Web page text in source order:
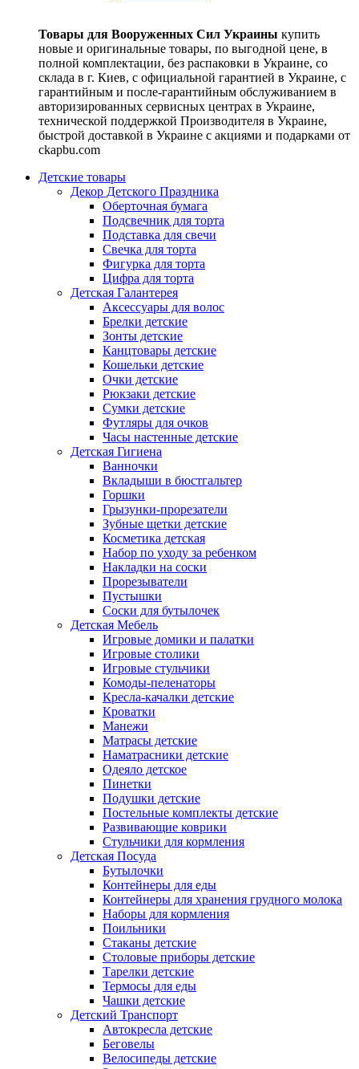
Товары для Вооруженных Сил Украины купить
новые и оригинальные товары, по выгодной цене, в
полной комплектации, без распаковки в Украине, со
склада в г. Киев, с официальной гарантией в Украине, с
гарантийным и после-гарантийным обслуживанием в
авторизированных сервисных центрах в Украине,
технической поддержкой Производителя в Украине,
быстрой доставкой в Украине с акциями и подарками от
ckapbu.com
Детские товары
Декор Детского Праздника
Оберточная бумага
Подсвечник для торта
Подставка для свечи
Свечка для торта
Фигурка для торта
Цифра для торта
Детская Галантерея
Аксессуары для волос
Брелки детские
Зонты детские
Канцтовары детские
Кошельки детские
Очки детские
Рюкзаки детские
Сумки детские
Футляры для очков
Часы настенные детские
Детская Гигиена
Ванночки
Вкладыши в бюстгальтер
Горшки
Грызунки-прорезатели
Зубные щетки детские
Косметика детская
Набор по уходу за ребенком
Накладки на соски
Прорезыватели
Пустышки
Соски для бутылочек
Детская Мебель
Игровые домики и палатки
Игровые столики
Игровые стульчики
Комоды-пеленаторы
Кресла-качалки детские
Кроватки
Манежи
Матрасы детские
Наматрасники детские
Одеяло детское
Пинетки
Подушки детские
Постельные комплекты детские
Развивающие коврики
Стульчики для кормления
Детская Посуда
Бутылочки
Контейнеры для еды
Контейнеры для хранения грудного молока
Наборы для кормления
Поильники
Стаканы детские
Столовые приборы детские
Тарелки детские
Термосы для еды
Чашки детские
Детский Транспорт
Автокресла детские
Беговелы
Велосипеды детские